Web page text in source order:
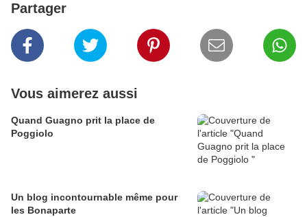
Partager
Vous aimerez aussi
Quand Guagno prit la place de
Poggiolo
Un blog incontournable même pour
les Bonaparte